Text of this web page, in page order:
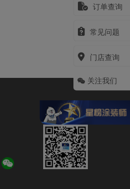
订单查询
常见问题
门店查询
关注我们